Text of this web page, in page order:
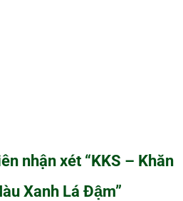
nhận xét “KKS – Khăn
Xanh Lá Đậm”